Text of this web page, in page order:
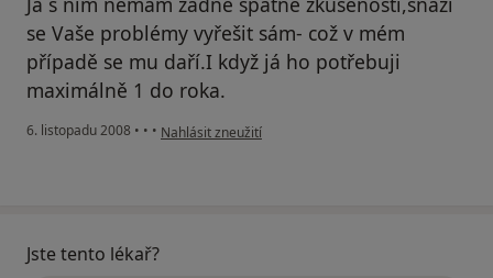
se Vaše problémy vyřešit sám- což v mém
případě se mu daří.I když já ho potřebuji
maximálně 1 do roka.
6. listopadu 2008 • • • podle názoru uživatele Jarča
Nahlásit zneužití
Jste tento lékař?